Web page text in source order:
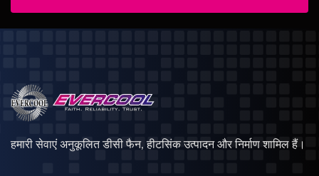
हमारी सेवाएं अनुकूलित डीसी फैन, हीटसिंक उत्पादन और निर्माण शामिल हैं।